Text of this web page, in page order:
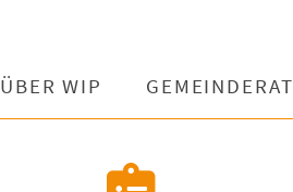
ÜBER WIP GEMEINDERAT